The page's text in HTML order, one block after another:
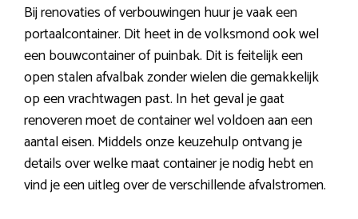
Bij renovaties of verbouwingen huur je vaak een
portaalcontainer. Dit heet in de volksmond ook wel
een bouwcontainer of puinbak. Dit is feitelijk een
open stalen afvalbak zonder wielen die gemakkelijk
op een vrachtwagen past. In het geval je gaat
renoveren moet de container wel voldoen aan een
aantal eisen. Middels onze keuzehulp ontvang je
details over welke maat container je nodig hebt en
vind je een uitleg over de verschillende afvalstromen.